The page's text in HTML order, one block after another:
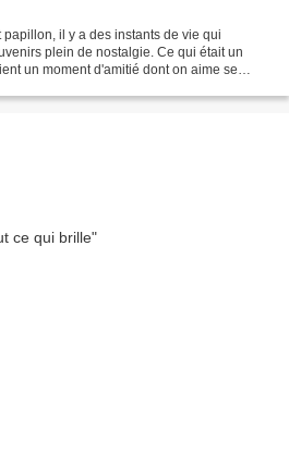
il y a des instants de vie qui
plein de nostalgie. Ce qui était un
un moment d'amitié dont on aime se